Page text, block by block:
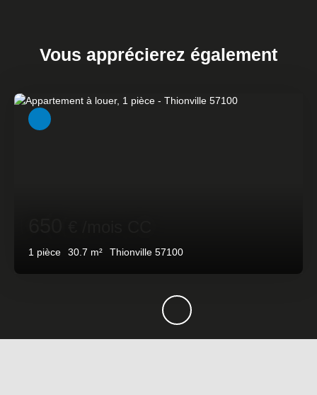
Vous apprécierez également
1 pièce 30.7 m² Thionville 57100